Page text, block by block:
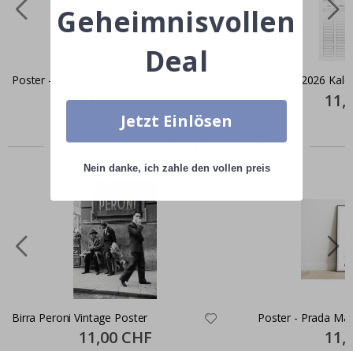
Poster - 2026 Kalender
11,00 CHF
Poster - 2026
Price
Zusammen gekaufte Produkte
Birra Peroni Vintage Poster
Special
Price
11,00 CHF
Poster - Prada
Price
Geheimnisvollen
Deal
Jetzt Einlösen
Nein danke, ich zahle den vollen preis